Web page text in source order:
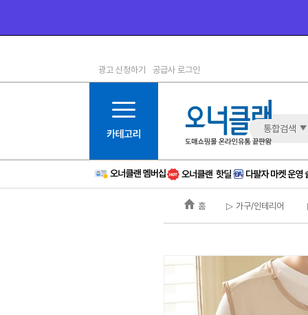
1등급
6등급
11등급
12등급
15등급
16등급
광고 신청하기 공급사 로그인
통합검색
홈 ▷ 가구/인테리어